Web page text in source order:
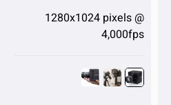
1280x1024 pixels @
4,000fps